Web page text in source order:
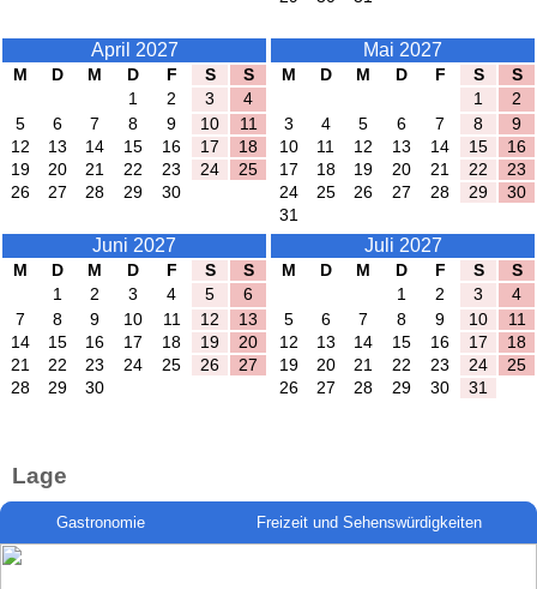
April 2027
M D M D F S
S
1
2 3
4
5
6 7 8 9 10
11
12
13 14 15 16 17
18
19
20 21 22 23 24
25
26
27 28 29 30
Mai 2027
M D M D F S
S
1
2
3
4 5 6 7 8
9
10
11 12 13 14 15
16
17
18 19 20 21 22
23
24
25 26 27 28 29
30
31
Juni 2027
M D M D F S
S
1
2 3 4 5
6
7
8 9 10 11 12
13
14
15 16 17 18 19
20
21
22 23 24 25 26
27
28
29 30
Juli 2027
M D M D F S
S
1
2 3
4
5
6 7 8 9 10
11
12
13 14 15 16 17
18
19
20 21 22 23 24
25
26
27 28 29 30 31
Lage
Gastronomie Freizeit und Sehenswürdigkeiten